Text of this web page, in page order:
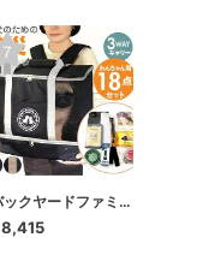
バックヤードファミリー
8,415